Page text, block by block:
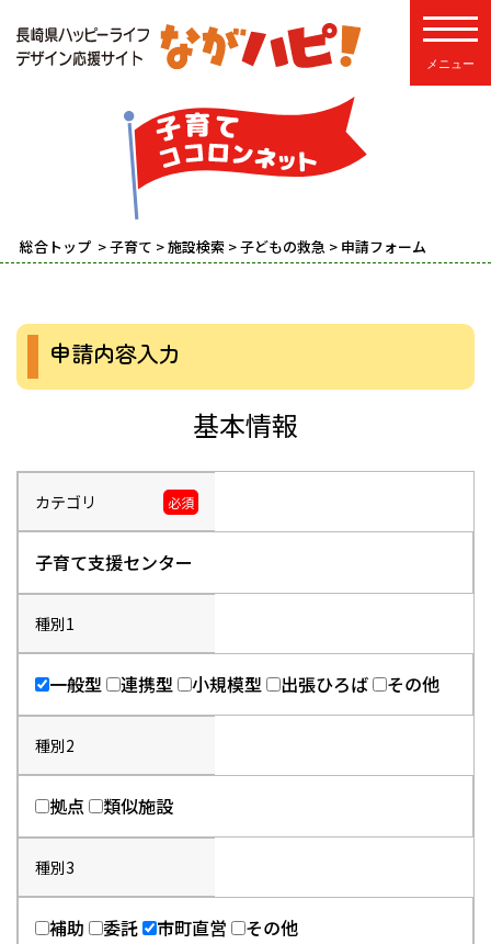
総合トップ >子育て >施設検索 >子どもの救急 > 申請フォーム
申請内容入力
基本情報
カテゴリ 必須
子育て支援センター
種別1
一般型 連携型 小規模型 出張ひろば その他
種別2
拠点 類似施設
種別3
補助 委託 市町直営 その他